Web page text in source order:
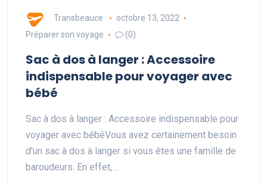
Transbeauce
octobre 13, 2022
Préparer son voyage
(0)
Sac à dos à langer : Accessoire
indispensable pour voyager avec
bébé
Sac à dos à langer : Accessoire indispensable pour
voyager avec bébéVous avez certainement besoin
d'un sac à dos à langer si vous êtes une famille de
baroudeurs. En effet,…